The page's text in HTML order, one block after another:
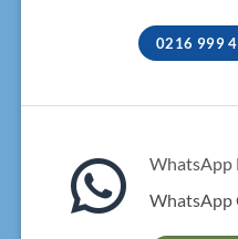
0216 999
WhatsApp
WhatsApp